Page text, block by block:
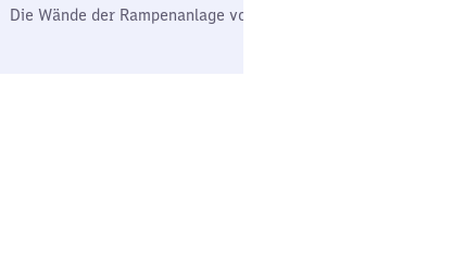
Die Wände der Rampenanlage vor der Neugestaltung.